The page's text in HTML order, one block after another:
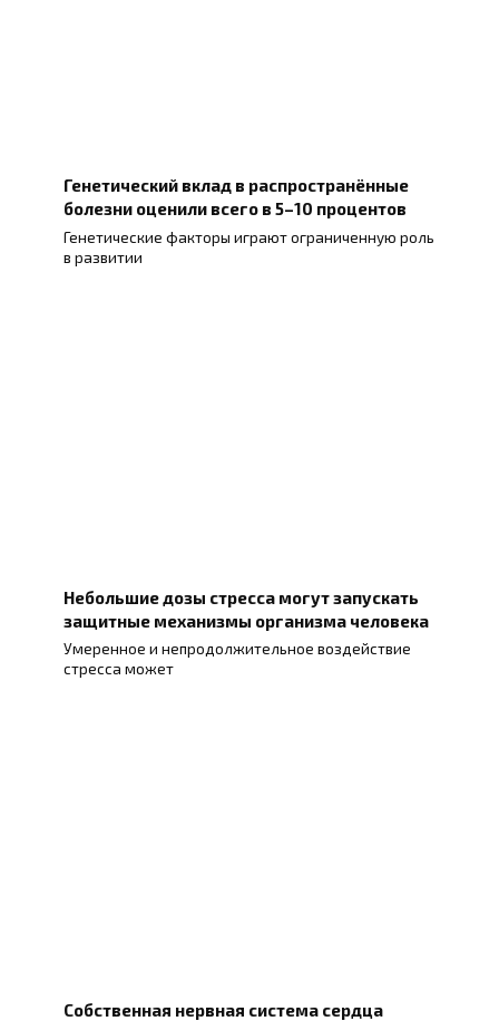
Генетический вклад в распространённые
болезни оценили всего в 5–10 процентов
Генетические факторы играют ограниченную роль
в развитии
Небольшие дозы стресса могут запускать
защитные механизмы организма человека
Умеренное и непродолжительное воздействие
стресса может
Собственная нервная система сердца